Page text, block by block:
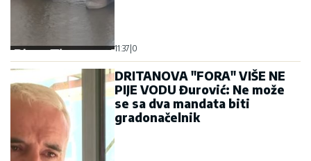
11:37 0
DRITANOVA "FORA" VIŠE NE
PIJE VODU Đurović: Ne može
se sa dva mandata biti
gradonačelnik